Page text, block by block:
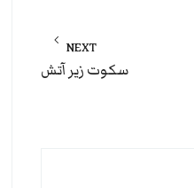
NEXT
سکوت زیر آتش